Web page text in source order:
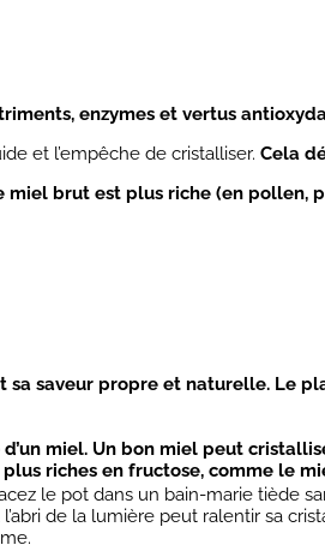
enzymes et vertus
et l’empêche de cristalliser. Cela
miel brut est plus riche (en
sa saveur propre et naturelle. Le
miel. Un bon miel peut
riches en fructose, comme le
le pot dans un bain-marie tiède
de la lumière peut ralentir sa